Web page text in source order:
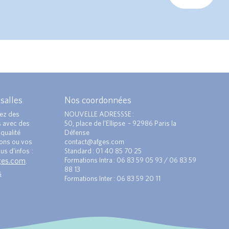
des
avec des
ou vos
d’infos :
Nos coordonnées
NOUVELLE ADRESSSE :
50, place de l’Ellipse – 92986 Paris la
Défense
contact@afges.com
Standard : 01 40 85 70 25
Formations Intra : 06 83 59 05 93 / 06 83 59
88 13
Formations Inter : 06 83 59 20 11